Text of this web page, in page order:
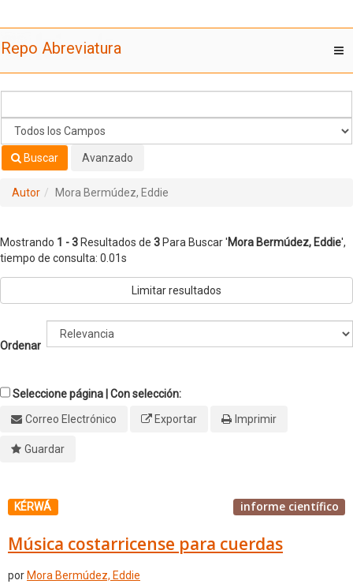
Repo Abreviatura
Buscar Avanzado
Autor Mora Bermúdez, Eddie
Mostrando 1 - 3 Resultados de 3 Para Buscar 'Mora Bermúdez, Eddie',
tiempo de consulta: 0.01s
Limitar resultados
Ordenar
Seleccione página | Con selección:
Correo Electrónico
Exportar Imprimir
Guardar
KÉRWÁ informe científico
Música costarricense para cuerdas
por Mora Bermúdez, Eddie